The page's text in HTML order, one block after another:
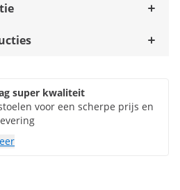
super kwaliteit
voor een scherpe prijs en